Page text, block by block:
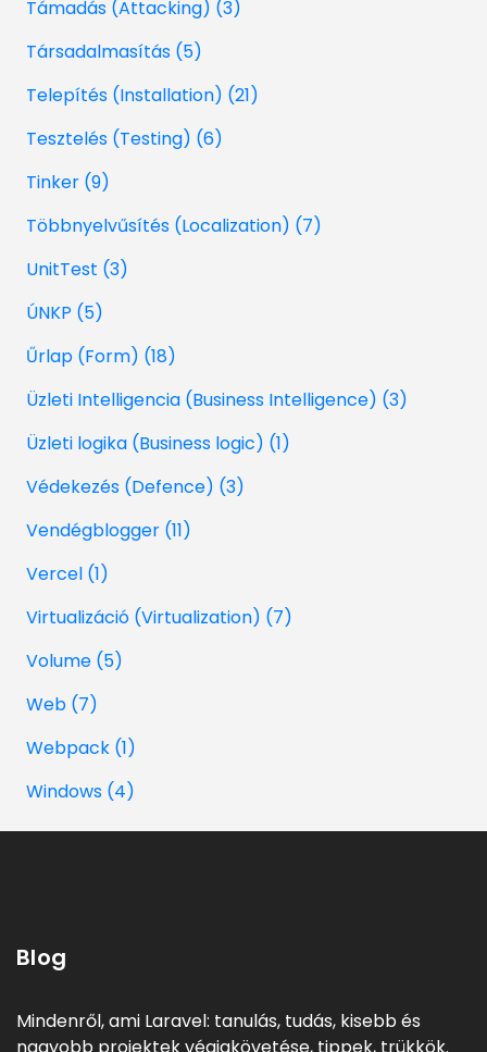
Támadás (Attacking) (3)
Társadalmasítás (5)
Telepítés (Installation) (21)
Tesztelés (Testing) (6)
Tinker (9)
Többnyelvűsítés (Localization) (7)
UnitTest (3)
ÚNKP (5)
Űrlap (Form) (18)
Üzleti Intelligencia (Business Intelligence) (3)
Üzleti logika (Business logic) (1)
Védekezés (Defence) (3)
Vendégblogger (11)
Vercel (1)
Virtualizáció (Virtualization) (7)
Volume (5)
Web (7)
Webpack (1)
Windows (4)
Blog
Mindenről, ami Laravel: tanulás, tudás, kisebb és